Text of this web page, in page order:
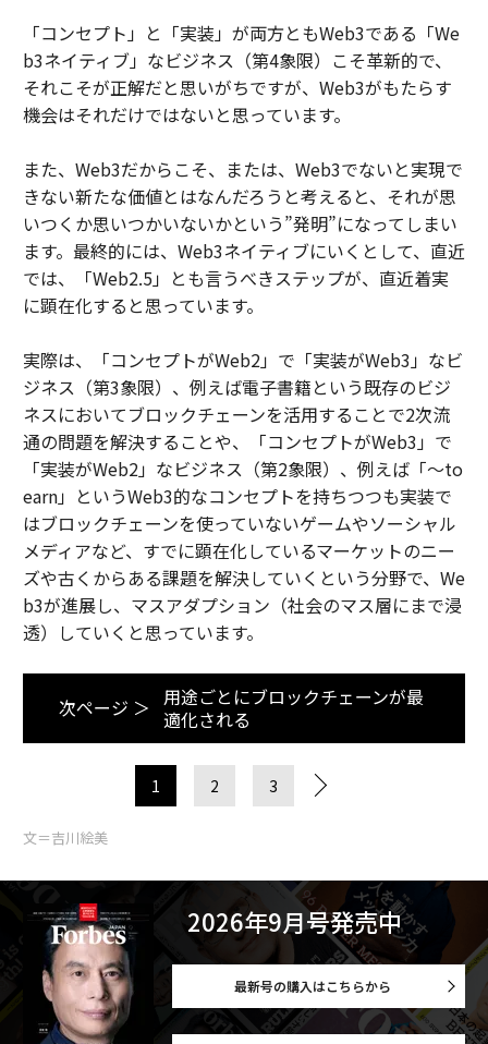
「コンセプト」と「実装」が両方ともWeb3である「We
b3ネイティブ」なビジネス（第4象限）こそ革新的で、
それこそが正解だと思いがちですが、Web3がもたらす
機会はそれだけではないと思っています。
また、Web3だからこそ、または、Web3でないと実現で
きない新たな価値とはなんだろうと考えると、それが思
いつくか思いつかいないかという”発明”になってしまい
ます。最終的には、Web3ネイティブにいくとして、直近
では、「Web2.5」とも言うべきステップが、直近着実
に顕在化すると思っています。
実際は、「コンセプトがWeb2」で「実装がWeb3」なビ
ジネス（第3象限）、例えば電子書籍という既存のビジ
ネスにおいてブロックチェーンを活用することで2次流
通の問題を解決することや、「コンセプトがWeb3」で
「実装がWeb2」なビジネス（第2象限）、例えば「～to
earn」というWeb3的なコンセプトを持ちつつも実装で
はブロックチェーンを使っていないゲームやソーシャル
メディアなど、すでに顕在化しているマーケットのニー
ズや古くからある課題を解決していくという分野で、We
b3が進展し、マスアダプション（社会のマス層にまで浸
透）していくと思っています。
次ページ ＞
用途ごとにブロックチェーンが最
適化される
1 2 3
文＝吉川絵美
2026年9月号発売中
最新号の購入はこちらから